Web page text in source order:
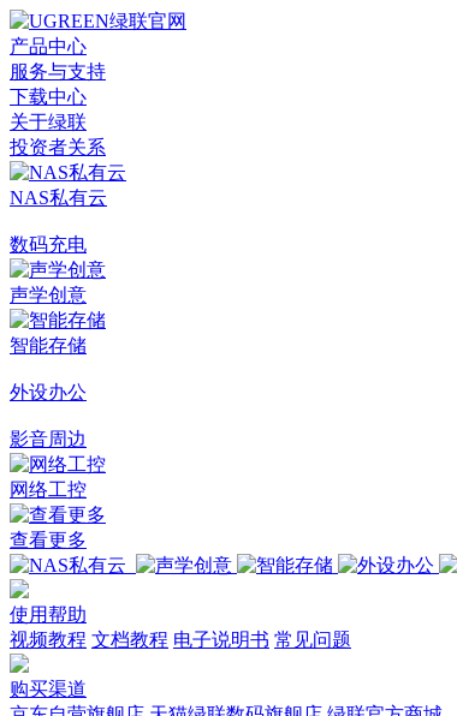
产品中心
服务与支持
下载中心
关于绿联
投资者关系
NAS私有云
数码充电
声学创意
智能存储
外设办公
影音周边
网络工控
查看更多
使用帮助
视频教程 文档教程 电子说明书 常见问题
购买渠道